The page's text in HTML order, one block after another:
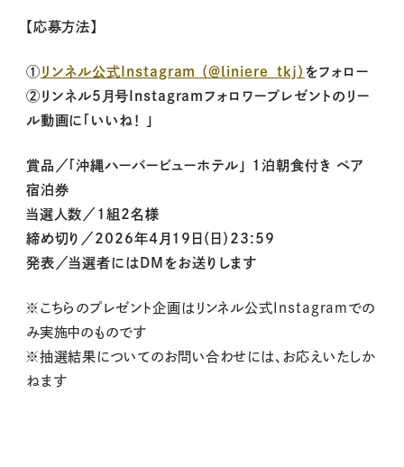
【応募方法】
① リンネル公式Instagram （＠liniere_tkj） をフォロー
②リンネル5月号Instagramフォロワープレゼントのリー
ル動画に「いいね！ 」
賞品／「沖縄ハーバービューホテル」 1泊朝食付き ペア
宿泊券
当選人数／1組2名様
締め切り／2026年4月19日（日）23:59
発表／当選者にはDMをお送りします
※こちらのプレゼント企画はリンネル公式Instagramでの
み実施中のものです
※抽選結果についてのお問い合わせには、お応えいたしか
ねます